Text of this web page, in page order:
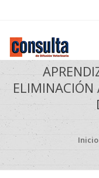
ELIMINACIÓN
Inicio